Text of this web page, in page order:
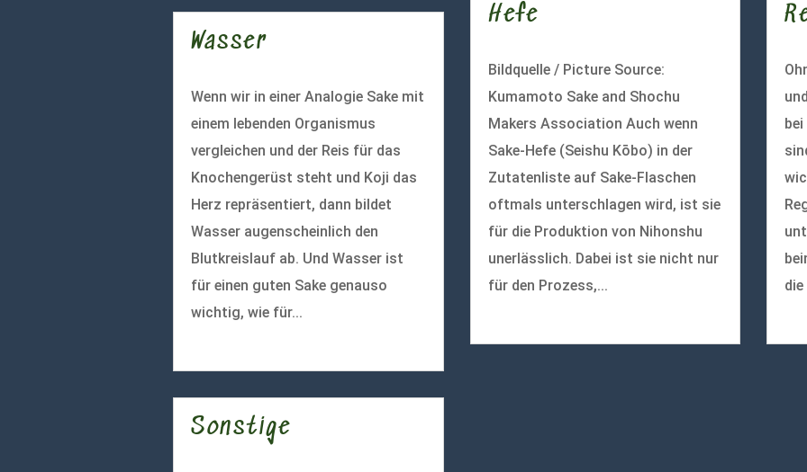
Wasser
Wenn wir in einer Analogie Sake mit
einem lebenden Organismus
vergleichen und der Reis für das
Knochengerüst steht und Koji das
Herz repräsentiert, dann bildet
Wasser augenscheinlich den
Blutkreislauf ab. Und Wasser ist
für einen guten Sake genauso
wichtig, wie für...
Sonstige
Hefe
Bildquelle / Picture Source:
Kumamoto Sake and Shochu
Makers Association Auch wenn
Sake-Hefe (Seishu Kōbo) in der
Zutatenliste auf Sake-Flaschen
oftmals unterschlagen wird, ist sie
für die Produktion von Nihonshu
unerlässlich. Dabei ist sie nicht nur
für den Prozess,...